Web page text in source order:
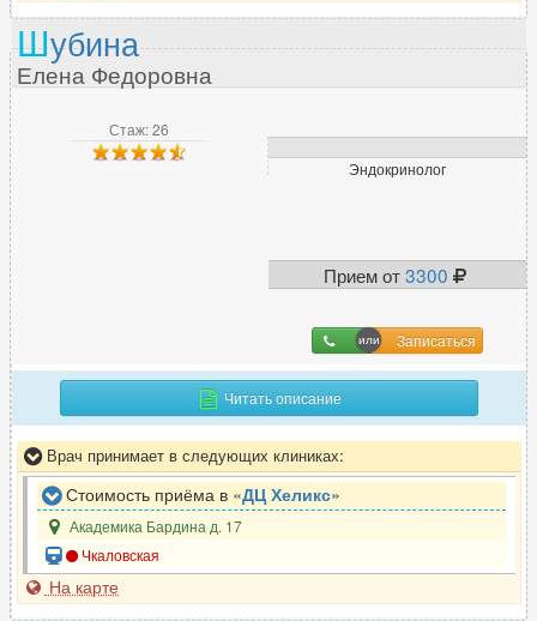
С
Сексолог
Спортивный врач 9
176
Трансфузиолог 1
Трихолог
У
УЗИ-специалист
Уролог
Стаж: 26
Эндокринолог
Прием от3300
Записаться
Шубина
Елена Федоровна
Читать описание
Врач принимает в следующих клиниках:
Стоимость приёма в «ДЦ Хеликс»
Академика Бардина д. 17
Чкаловская
На карте